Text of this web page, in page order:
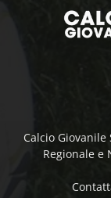
Calcio
Regionale e